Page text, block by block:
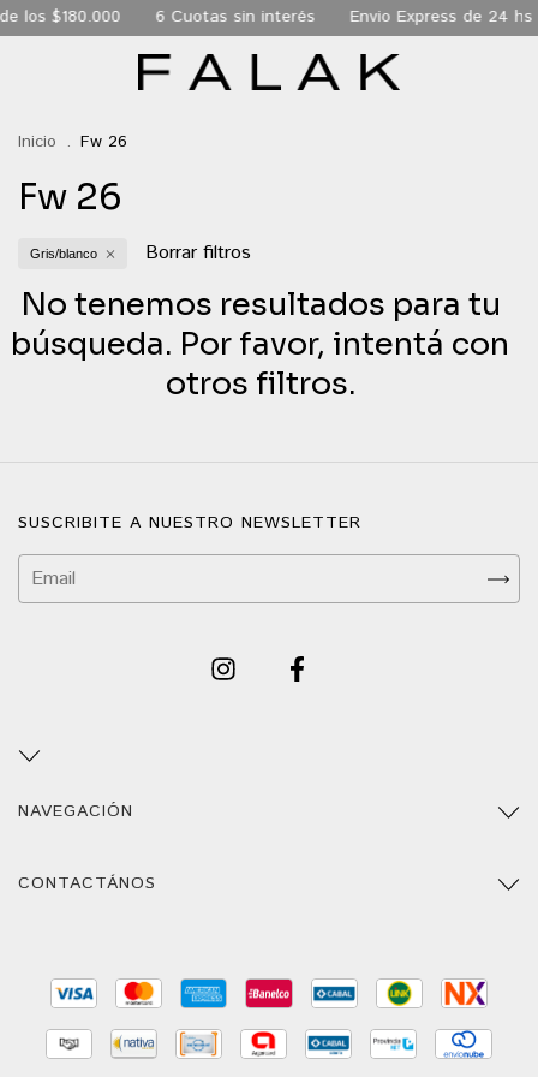
los $180.000 6 Cuotas sin interés Envio Express de 24
Inicio . Fw 26
Fw 26
Gris/blanco Borrar filtros
No tenemos resultados para tu
búsqueda. Por favor, intentá con
otros filtros.
SUSCRIBITE A NUESTRO NEWSLETTER
NAVEGACIÓN
CONTACTÁNOS